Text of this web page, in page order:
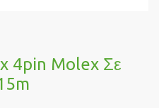
4pin Molex Σε